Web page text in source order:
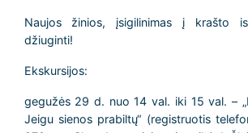
Naujos žinios, įsigilinimas į krašto
džiuginti!
Ekskursijos:
gegužės 29 d. nuo 14 val. iki 15 val. –
Jeigu sienos prabiltų“ (registruotis